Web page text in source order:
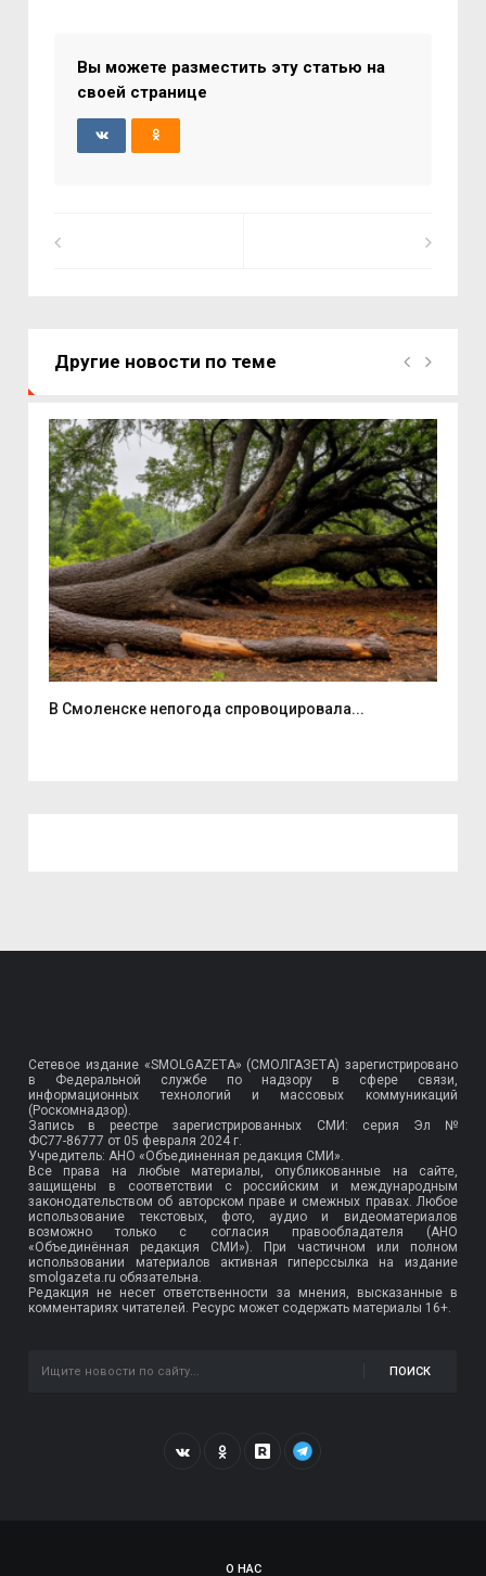
Вы можете разместить эту статью на
своей странице
Другие новости по теме
В Смоленске непогода спровоцировала...
Сетевое издание «SMOLGAZETA» (СМОЛГАЗЕТА) зарегистрировано
в Федеральной службе по надзору в сфере связи,
информационных технологий и массовых коммуникаций
(Роскомнадзор).
Запись в реестре зарегистрированных СМИ: серия Эл №
ФС77-86777 от 05 февраля 2024 г.
Учредитель: АНО «Объединенная редакция СМИ».
Все права на любые материалы, опубликованные на сайте,
защищены в соответствии с российским и международным
законодательством об авторском праве и смежных правах. Любое
использование текстовых, фото, аудио и видеоматериалов
возможно только с согласия правообладателя (АНО
«Объединённая редакция СМИ»). При частичном или полном
использовании материалов активная гиперссылка на издание
smolgazeta.ru обязательна.
Редакция не несет ответственности за мнения, высказанные в
комментариях читателей. Ресурс может содержать материалы 16+.
ПОИСК
О НАС